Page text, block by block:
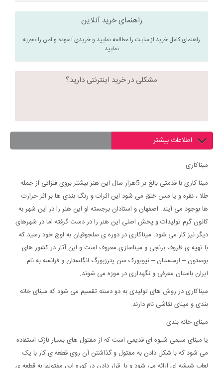
راهنمای خرید آنلاین
راهنمای کامل خرید از سایت را مطالعه نمایید و خریدی آسوده و امن را تجربه
نمایید
مشکلی در خرید اینترنتی دارید؟
اطلاعات بیشتر
میناکاری
مینا کاری با قدمتی بالغ بر 5هزار سال این هنر بیشتر بروی فلزاتی از جمله
طلا ، نقره و یا مس خلق می شود این اثرات و رنگ بندی ها بر اثر حرارت
ها بوجود می آیند. اصفهان و استادان برجسته او این هنر را در این شهر به
کانون گرم تولیدات و پخش اصلی این هنر را در دست گرفته اما در شهرهای
دیگر نیز کار می شود. میناکاری در دوره ی سلجوقیان به اوج خود رسید که
با تهیه ی ظروف برنجی و میناسازی معروف است و این آثار در کشور های
بوستون – ارمنستان – نیویورک سن پترزبورگ انگلستان و فرانسه به نام
ایران باستان معرفی و نگهداری در موزه می شوند.
میناکاری در روش های تولیدی به دو دسته تقسیم می شود که مینای خانه
بندی و مینای نقاشی نام دارند.
مینای خانه بندی
یا مینای سیمی شیوه ای قدیمی است که از مفتول های بسیار نازک استفاده
می شود که با شکل دادن به مفتول و گذاشتن آن روی قطعه ی کار با یک